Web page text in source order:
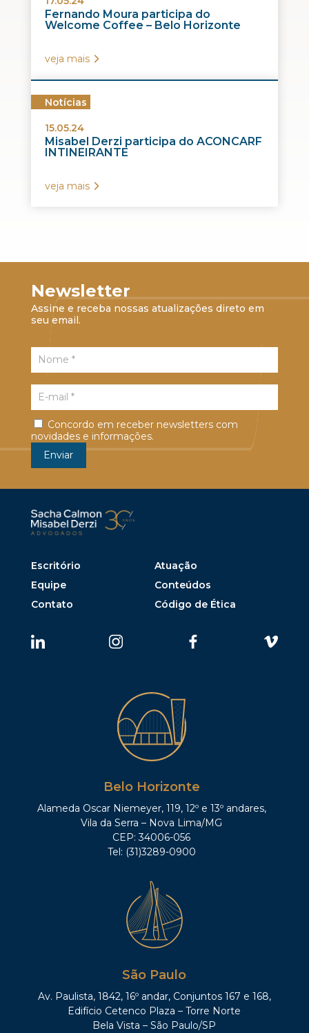
Fernando Moura participa do
Welcome Coffee – Belo Horizonte
veja mais
Notícias
15.05.24
Misabel Derzi participa do ACONCARF
INTINEIRANTE
veja mais
Newsletter
Assine e receba nossas atualizações direto em
seu email.
Concordo em receber newsletters com
novidades e informações.
Escritório
Atuação
Equipe
Conteúdos
Contato
Código de Ética
Belo Horizonte
Alameda Oscar Niemeyer, 119, 12º e 13º andares,
Vila da Serra – Nova Lima/MG
CEP: 34006-056
Tel: (31)3289-0900
São Paulo
Av. Paulista, 1842, 16º andar, Conjuntos 167 e 168,
Edifício Cetenco Plaza – Torre Norte
Bela Vista – São Paulo/SP